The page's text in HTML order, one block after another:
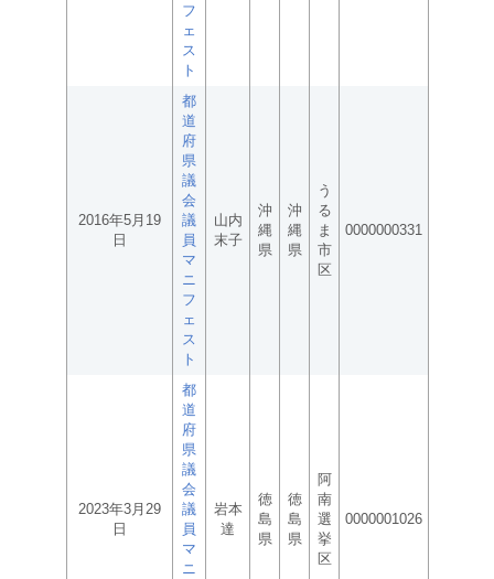
フ
ェ
ス
ト
2016年5月19
日
都
道
府
県
議
会
議
員
マ
ニ
フ
ェ
ス
ト
山内
末子
沖
縄
県
沖
縄
県
う
る
ま
市
区
0000000331
2023年3月29
日
都
道
府
県
議
会
議
員
マ
ニ
岩本
達
徳
島
県
徳
島
県
阿
南
選
挙
区
0000001026